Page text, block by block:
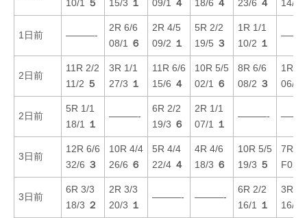
10/1
５
15/3 １
09/1
４
18/6 ４
23/6 ４
14/1
1日前 ———-
2R 6/6
08/1
６
2R 4/5
09/2 １
5R 2/2
19/5 ３
1R 1/1
10/2 １
2日前
11R 2/2
11/2 ５
3R 1/1
27/3 １
11R 6/6
15/6 ４
10R 5/5
02/1
６
8R 6/6
08/2 ３
1R 6/
06/2
2日前
5R 1/1
18/1
１
———-
6R 2/2
19/3 ６
2R 1/1
07/1
１
———-
3日前
12R 6/6
32/6 ３
10R 4/4
26/6 ６
5R 4/4
22/4 ４
4R 4/6
18/3 ６
10R 5/5
19/3 ５
7R 1/
F02/
3日前
6R 3/3
18/3 ２
2R 3/3
20/3 １
———- ———-
6R 2/2
16/1
１
3R 5/
16/3